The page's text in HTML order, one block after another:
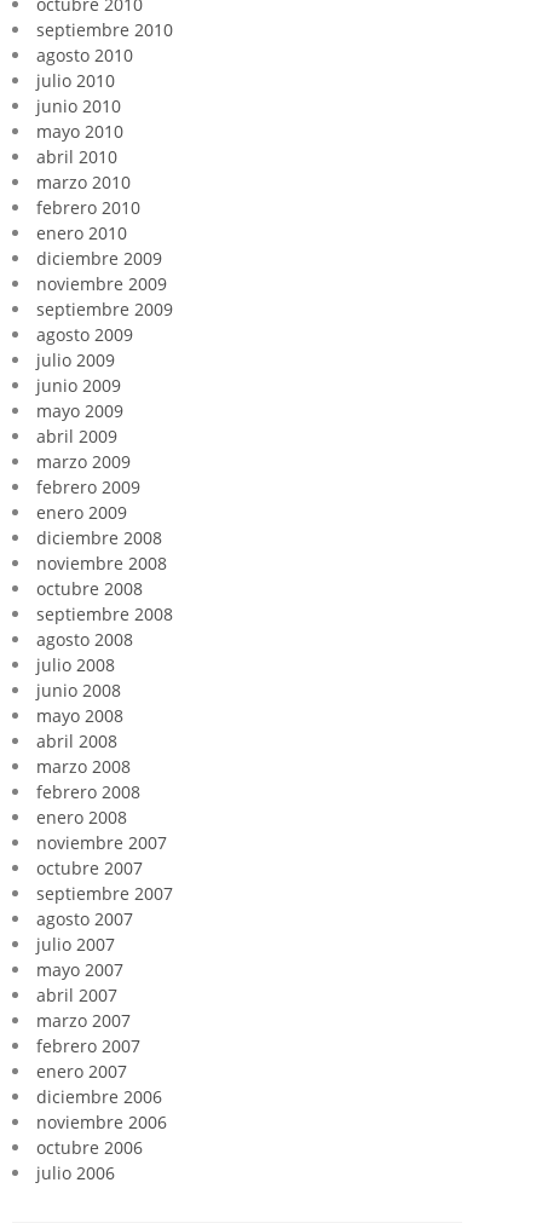
septiembre 2010
agosto 2010
julio 2010
junio 2010
mayo 2010
abril 2010
marzo 2010
febrero 2010
enero 2010
diciembre 2009
noviembre 2009
septiembre 2009
agosto 2009
julio 2009
junio 2009
mayo 2009
abril 2009
marzo 2009
febrero 2009
enero 2009
diciembre 2008
noviembre 2008
octubre 2008
septiembre 2008
agosto 2008
julio 2008
junio 2008
mayo 2008
abril 2008
marzo 2008
febrero 2008
enero 2008
noviembre 2007
octubre 2007
septiembre 2007
agosto 2007
julio 2007
mayo 2007
abril 2007
marzo 2007
febrero 2007
enero 2007
diciembre 2006
noviembre 2006
octubre 2006
julio 2006